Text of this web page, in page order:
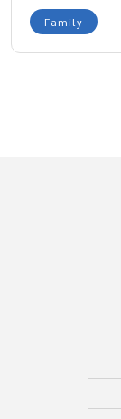
ปรารถนาของหนู
รุนแรง
Family